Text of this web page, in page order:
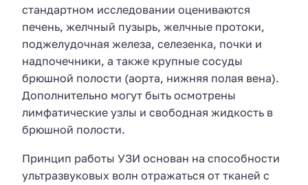
стандартном исследовании оцениваются
печень, желчный пузырь, желчные протоки,
поджелудочная железа, селезенка, почки и
надпочечники, а также крупные сосуды
брюшной полости (аорта, нижняя полая вена).
Дополнительно могут быть осмотрены
лимфатические узлы и свободная жидкость в
брюшной полости.
Принцип работы УЗИ основан на способности
ультразвуковых волн отражаться от тканей с